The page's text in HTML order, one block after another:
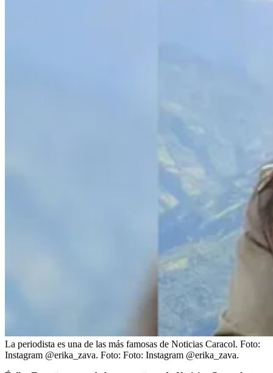
La periodista es una de las más famosas de Noticias Caracol. Foto:
Instagram @erika_zava. Foto: Foto: Instagram @erika_zava.